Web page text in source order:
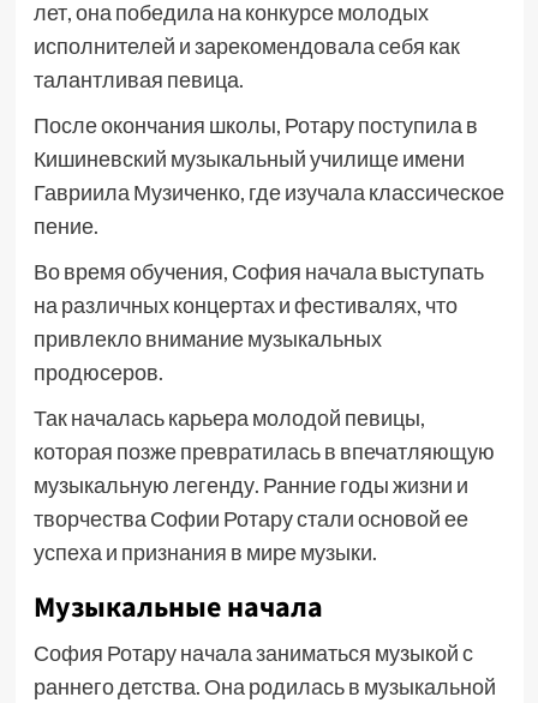
лет, она победила на конкурсе молодых
исполнителей и зарекомендовала себя как
талантливая певица.
После окончания школы, Ротару поступила в
Кишиневский музыкальный училище имени
Гавриила Музиченко, где изучала классическое
пение.
Во время обучения, София начала выступать
на различных концертах и фестивалях, что
привлекло внимание музыкальных
продюсеров.
Так началась карьера молодой певицы,
которая позже превратилась в впечатляющую
музыкальную легенду. Ранние годы жизни и
творчества Софии Ротару стали основой ее
успеха и признания в мире музыки.
Музыкальные начала
София Ротару начала заниматься музыкой с
раннего детства. Она родилась в музыкальной